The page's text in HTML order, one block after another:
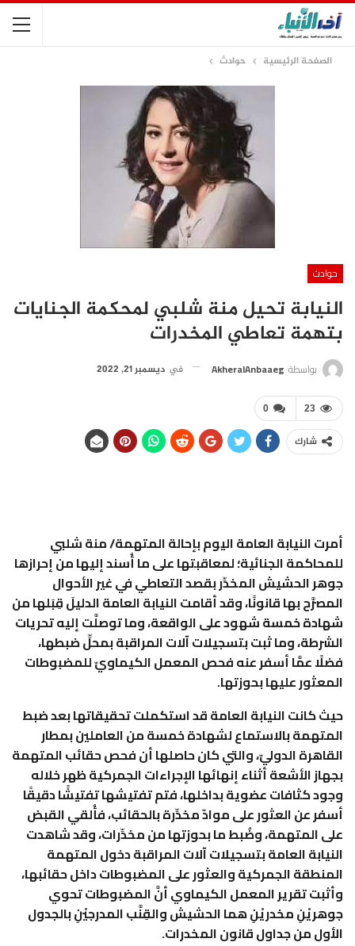
الصفحة الرئيسية حوادث
حوادث
النيابة تحيل منة شلبي لمحكمة الجنايات
بتهمة تعاطي المخدرات
بواسطة AkheralAnbaaeg في ديسمبر 21, 2022
0 23
شارك
أمرت النيابة العامة اليوم بإحالة المتهمة/ منة شلبي
للمحاكمة الجنائية؛ لمعاقبتها على ما أُسند إليها من إحرازها
جوهر الحشيش المخدِّر بقصد التعاطي في غير الأحوال
المصرَّح بها قانونًا، وقد أقامت النيابة العامة الدليلَ قِبَلها من
شهادة خمسة شهود على الواقعة، وما توصلَّت إليه تحريات
الشرطة، وما ثبت بتسجيلات آلات المراقبة بمحلِّ ضبطها،
فضلًا عمَّا أسفر عنه فحص المعمل الكيماويّ للمضبوطات
المعثور عليها بحوزتها.
حيث كانت النيابة العامة قد استكملت تحقيقاتها بعد ضبط
المتهمة بالاستماع لشهادة خمسة من العاملين بمطار
القاهرة الدوليّ، والتي كان حاصلها أن فحص حقائب المتهمة
بجهاز الأشعة أثناء إنهائها الإجراءات الجمركية ظهر خلاله
وجود كثافات عضوية بداخلها، فتم تفتيشها تفتيشًا دقيقًا
أسفر عن العثور على موادّ مخدِّرة بالحقائب، فأُلقي القبض
على المتهمة، وضُبط ما بحوزتها من مخدِّرات، وقد شاهدت
النيابة العامة بتسجيلات آلات المراقبة دخول المتهمة
المنطقة الجمركية والعثور على المضبوطات داخل حقائبها،
وأثبت تقرير المعمل الكيماوي أنَّ المضبوطات تحوي
جوهريْنِ مخدريْنِ هما الحشيش والقِنَّب المدرجيْنِ بالجدول
الأول من جداول قانون المخدرات.